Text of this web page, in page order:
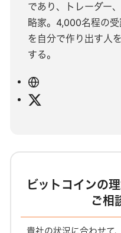
であり、トレーダー
略家。4,000名程の
を自分で作り出す人
する。
ウ
ェ
イ
ビットコインの
ご相
貴社の状況に合わせて